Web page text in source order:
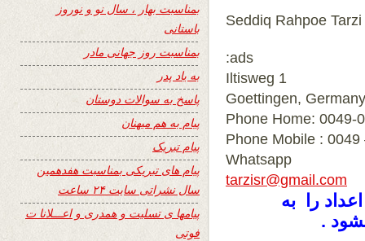
Seddiq Rahpoe Tarzi
ads:
Iltisweg 1
Phone Home: 0049-
Phone Mobile :
Whatsapp
tarzisr@gmail.com
بعضی اعداد را به
.
بمناسبت بهار ، سال نو و نوروز
باستانی
بمناسبت روز جهانی مادر
به یاد پدر
پاسخ به سوالات دوستان
پیام به هم میهنان
پیام تبریک
پیام های تبریکی بمناسبت هفدهمین
سال نشراتی سایت ۲۴ ساعت
پیامها ی تسلیت و همدری و اعـــلانا ت
فوتی